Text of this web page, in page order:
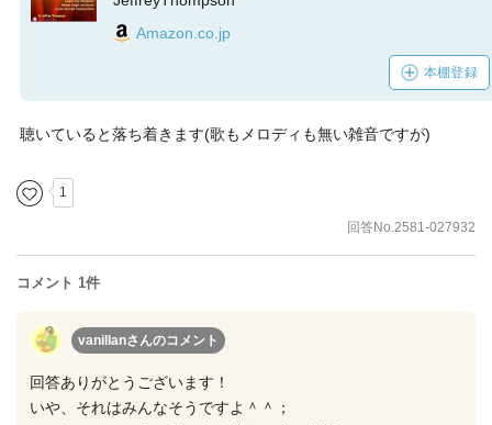
Amazon.co.jp
本棚登録
聴いていると落ち着きます(歌もメロディも無い雑音ですが)
1
回答No.2581-027932
コメント 1件
vanillanさんのコメント
回答ありがとうございます！
いや、それはみんなそうですよ＾＾；